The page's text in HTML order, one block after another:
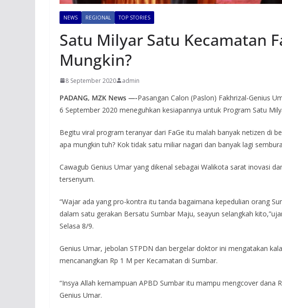
NEWS REGIONAL TOP STORIES
Satu Milyar Satu Kecamatan
Mungkin?
8 September 2020 admin
PADANG, MZK News —-Pasangan Calon (Paslon) Fakhrizal-Genius
6 September 2020 meneguhkan kesiapannya untuk Program Satu
Begitu viral program teranyar dari FaGe itu malah banyak netizen di
apa mungkin tuh? Kok tidak satu miliar nagari dan banyak lagi
Cawagub Genius Umar yang dikenal sebagai Walikota sarat inovasi
tersenyum.
“Wajar ada yang pro-kontra itu tanda bagaimana kepedulian orang
dalam satu gerakan Bersatu Sumbar Maju, seayun selangkah
Selasa 8/9.
Genius Umar, jebolan STPDN dan bergelar doktor ini mengatakan
mencanangkan Rp 1 M per Kecamatan di Sumbar.
“Insya Allah kemampuan APBD Sumbar itu mampu mengcover dana
Genius Umar.